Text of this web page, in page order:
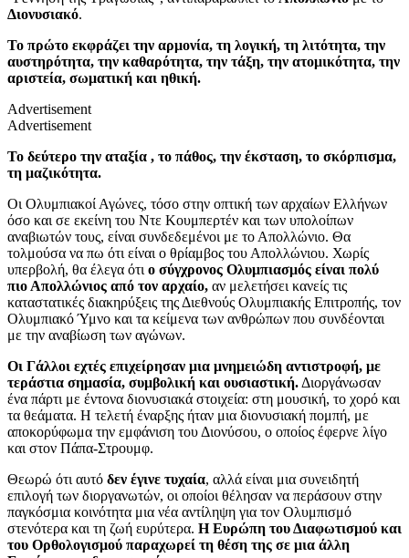
Διονυσιακό.
Το πρώτο εκφράζει την αρμονία, τη λογική, τη λιτότητα, την
αυστηρότητα, την καθαρότητα, την τάξη, την ατομικότητα, την
αριστεία, σωματική και ηθική.
Advertisement
Advertisement
Το δεύτερο την αταξία , το πάθος, την έκσταση, το σκόρπισμα,
τη μαζικότητα.
Οι Ολυμπιακοί Αγώνες, τόσο στην οπτική των αρχαίων Ελλήνων
όσο και σε εκείνη του Ντε Κουμπερτέν και των υπολοίπων
αναβιωτών τους, είναι συνδεδεμένοι με το Απολλώνιο. Θα
τολμούσα να πω ότι είναι ο θρίαμβος του Απολλώνιου. Χωρίς
υπερβολή, θα έλεγα ότι ο σύγχρονος Ολυμπιασμός είναι πολύ
πιο Απολλώνιος από τον αρχαίο, αν μελετήσει κανείς τις
καταστατικές διακηρύξεις της Διεθνούς Ολυμπιακής Επιτροπής, τον
Ολυμπιακό Ύμνο και τα κείμενα των ανθρώπων που συνδέονται
με την αναβίωση των αγώνων.
Οι Γάλλοι εχτές επιχείρησαν μια μνημειώδη αντιστροφή, με
τεράστια σημασία, συμβολική και ουσιαστική. Διοργάνωσαν
ένα πάρτι με έντονα διονυσιακά στοιχεία: στη μουσική, το χορό και
τα θεάματα. Η τελετή έναρξης ήταν μια διονυσιακή πομπή, με
αποκορύφωμα την εμφάνιση του Διονύσου, ο οποίος έφερνε λίγο
και στον Πάπα-Στρουμφ.
Θεωρώ ότι αυτό δεν έγινε τυχαία, αλλά είναι μια συνειδητή
επιλογή των διοργανωτών, οι οποίοι θέλησαν να περάσουν στην
παγκόσμια κοινότητα μια νέα αντίληψη για τον Ολυμπισμό
στενότερα και τη ζωή ευρύτερα. Η Ευρώπη του Διαφωτισμού και
του Ορθολογισμού παραχωρεί τη θέση της σε μια άλλη